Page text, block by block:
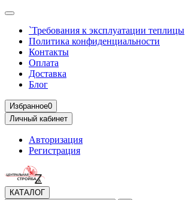
`Требования к эксплуатации теплицы
Политика конфиденциальности
Контакты
Оплата
Доставка
Блог
Избранное0
Личный кабинет
Авторизация
Регистрация
КАТАЛОГ